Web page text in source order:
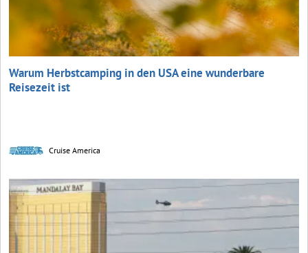
Warum Herbstcamping in den USA eine wunderbare
Reisezeit ist
Cruise America